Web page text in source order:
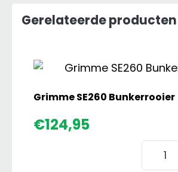
Gerelateerde producten
Grimme SE260 Bunkerrooier
€124,95
Grimme
SE260